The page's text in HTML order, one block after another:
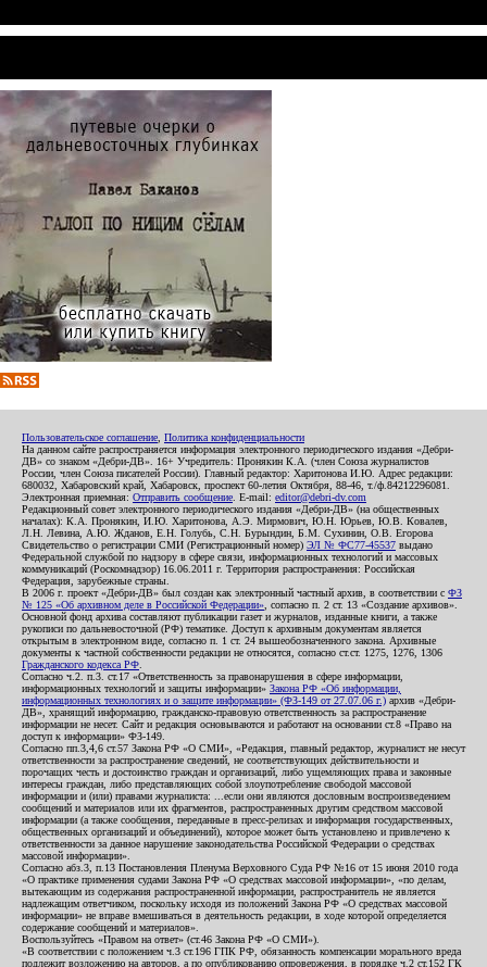
Пользовательское соглашение Политика конфиденциальности
На данном сайте распространяется информация электронного периодического издания «Дебри-
ДВ» со знаком «Дебри-ДВ». 16+ Учредитель: Пронякин К.А. (член Союза журналистов
России, член Союза писателей России). Главный редактор: Харитонова И.Ю. Адрес редакции:
680032, Хабаровский край, Хабаровск, проспект 60-летия Октября, 88-46, т./ф.84212296081.
Электронная приемная: Отправить сообщение . E-mail: editor@debri-dv.com
Редакционный совет электронного периодического издания «Дебри-ДВ» (на общественных
началах): К.А. Пронякин, И.Ю. Харитонова, А.Э. Мирмович, Ю.Н. Юрьев, Ю.В. Ковалев,
Л.Н. Левина, А.Ю. Жданов, Е.Н. Голубь, С.Н. Бурындин, Б.М. Сухинин, О.В. Егорова
Свидетельство о регистрации СМИ (Регистрационный номер) ЭЛ № ФС77-45537 выдано
Федеральной службой по надзору в сфере связи, информационных технологий и массовых
коммуникаций (Роскомнадзор) 16.06.2011 г. Территория распространения: Российская
Федерация, зарубежные страны.
В 2006 г. проект «Дебри-ДВ» был создан как электронный частный архив, в соответствии с ФЗ
№ 125 «Об архивном деле в Российской Федерации» , согласно п. 2 ст. 13 «Создание архивов».
Основной фонд архива составляют публикации газет и журналов, изданные книги, а также
рукописи по дальневосточной (РФ) тематике. Доступ к архивным документам является
открытым в электронном виде, согласно п. 1 ст. 24 вышеобозначенного закона. Архивные
документы к частной собственности редакции не относятся, согласно ст.ст. 1275, 1276, 1306
Гражданского кодекса РФ
Согласно ч.2. п.3. ст.17 «Ответственность за правонарушения в сфере информации,
информационных технологий и защиты информации» Закона РФ «Об информации,
информационных технологиях и о защите информации» (ФЗ-149 от 27.07.06 г.) архив «Дебри-
ДВ», хранящий информацию, гражданско-правовую ответственность за распространение
информации не несет. Сайт и редакция основываются и работают на основании ст.8 «Право на
доступ к информации» ФЗ-149.
Согласно пп.3,4,6 ст.57 Закона РФ «О СМИ», «Редакция, главный редактор, журналист не несут
ответственности за распространение сведений, не соответствующих действительности и
порочащих честь и достоинство граждан и организаций, либо ущемляющих права и законные
интересы граждан, либо представляющих собой злоупотребление свободой массовой
информации и (или) правами журналиста: ...если они являются дословным воспроизведением
сообщений и материалов или их фрагментов, распространенных другим средством массовой
информации (а также сообщения, переданные в пресс-релизах и информация государственных,
общественных организаций и объединений), которое может быть установлено и привлечено к
ответственности за данное нарушение законодательства Российской Федерации о средствах
массовой информации».
Согласно абз.3, п.13 Постановления Пленума Верховного Суда РФ №16 от 15 июня 2010 года
«О практике применения судами Закона РФ «О средствах массовой информации», «по делам,
вытекающим из содержания распространенной информации, распространитель не является
надлежащим ответчиком, поскольку исходя из положений Закона РФ «О средствах массовой
информации» не вправе вмешиваться в деятельность редакции, в ходе которой определяется
содержание сообщений и материалов».
Воспользуйтесь «Правом на ответ» (ст.46 Закона РФ «О СМИ»).
«В соответствии с положением ч.3 ст.196 ГПК РФ, обязанность компенсации морального вреда
подлежит возложению на авторов, а по опубликованию опровержения, в порядке ч.2 ст.152 ГК